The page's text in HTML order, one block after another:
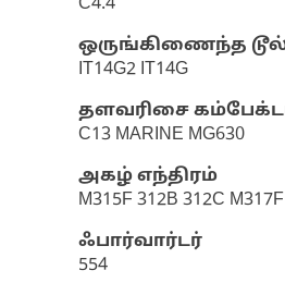
C4.4
ஒருங்கிணைந்த
IT14G2 IT14G
தளவரிசை
C13 MARINE MG630
அகழ் எந்திரம்
M315F 312B 312C
ஃபார்வார்டர்
554